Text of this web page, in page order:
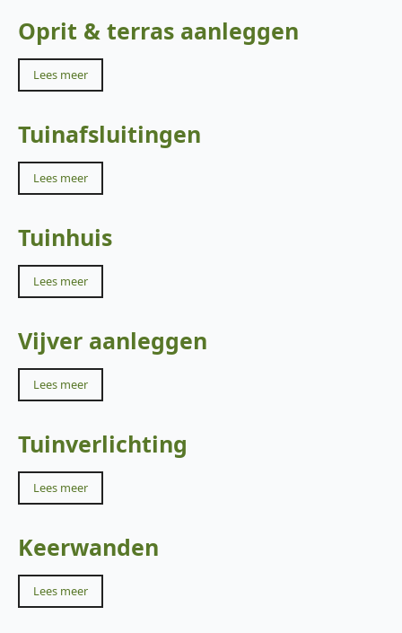
Oprit & terras aanleggen
Lees meer
Tuinafsluitingen
Lees meer
Tuinhuis
Lees meer
Vijver aanleggen
Lees meer
Tuinverlichting
Lees meer
Keerwanden
Lees meer